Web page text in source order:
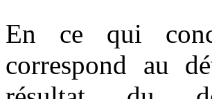
En ce qui
correspond au